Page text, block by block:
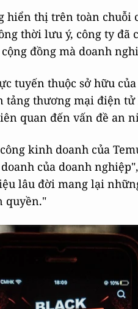
hiển thị trên toàn chuỗi
thời lưu ý, công ty đã
đồng mà doanh
tuyến thuộc sở hữu
tảng thương mại điện
quan đến vấn đề an
kinh doanh của
của doanh
lâu đời mang lại
quyền."